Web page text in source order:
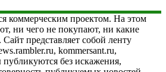
коммерческим проектом. На этом
ни чего не покупают, ни какие
представляет собой ленту
kommersant.ru,
без искажения,